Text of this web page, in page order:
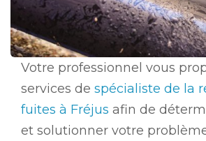
Votre professionnel vous
services de spécialiste de la
fuites à Fréjus afin de
et solutionner votre